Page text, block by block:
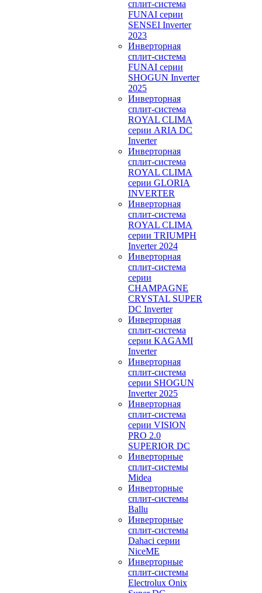
сплит-система
FUNAI серии
SENSEI Inverter
2023
Инверторная
сплит-система
FUNAI серии
SHOGUN Inverter
2025
Инверторная
сплит-система
ROYAL CLIMA
серии ARIA DC
Inverter
Инверторная
сплит-система
ROYAL CLIMA
серии GLORIA
INVERTER
Инверторная
сплит-система
ROYAL CLIMA
серии TRIUMPH
Inverter 2024
Инверторная
сплит-система
серии
CHAMPAGNE
CRYSTAL SUPER
DC Inverter
Инверторная
сплит-система
серии KAGAMI
Inverter
Инверторная
сплит-система
серии SHOGUN
Inverter 2025
Инверторная
сплит-система
серии VISION
PRO 2.0
SUPERIOR DC
Инверторные
сплит-системы
Midea
Инверторные
сплит-системы
Ballu
Инверторные
сплит-системы
Dahaci серии
NiceME
Инверторные
сплит-системы
Electrolux Onix